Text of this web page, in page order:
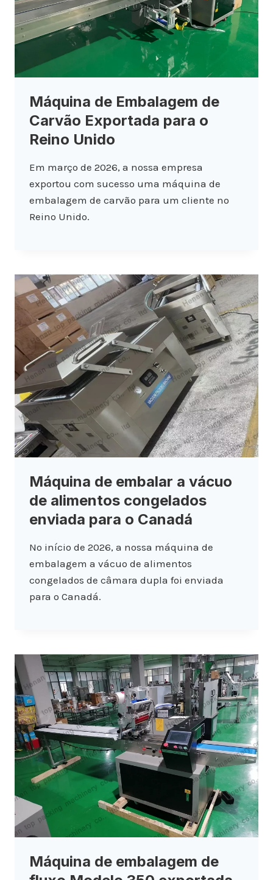
Máquina de Embalagem de
Carvão Exportada para o
Reino Unido
Em março de 2026, a nossa empresa
exportou com sucesso uma máquina de
embalagem de carvão para um cliente no
Reino Unido.
Máquina de embalar a vácuo
de alimentos congelados
enviada para o Canadá
No início de 2026, a nossa máquina de
embalagem a vácuo de alimentos
congelados de câmara dupla foi enviada
para o Canadá.
Máquina de embalagem de